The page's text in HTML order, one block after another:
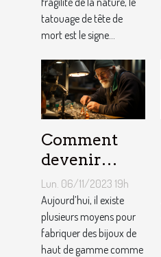
tatouage de tête de
mort est le signe...
Comment
devenir
bijoutier-
joaillier ?
Lun. 06/11/2023 19h
Aujourd’hui, il existe
plusieurs moyens pour
fabriquer des bijoux de
haut de gamme comme